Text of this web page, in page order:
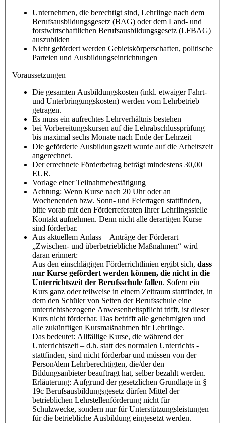
Unternehmen, die berechtigt sind, Lehrlinge nach dem
Berufsausbildungsgesetz (BAG) oder dem Land- und
forstwirtschaftlichen Berufsausbildungsgesetz (LFBAG)
auszubilden
Nicht gefördert werden Gebietskörperschaften, politische
Parteien und Ausbildungseinrichtungen
Voraussetzungen
Die gesamten Ausbildungskosten (inkl. etwaiger Fahrt-
und Unterbringungskosten) werden vom Lehrbetrieb
getragen.
Es muss ein aufrechtes Lehrverhältnis bestehen
bei Vorbereitungskursen auf die Lehrabschlussprüfung
bis maximal sechs Monate nach Ende der Lehrzeit
Die geförderte Ausbildungszeit wurde auf die Arbeitszeit
angerechnet.
Der errechnete Förderbetrag beträgt mindestens 30,00
EUR.
Vorlage einer Teilnahmebestätigung
Achtung: Wenn Kurse nach 20 Uhr oder an
Wochenenden bzw. Sonn- und Feiertagen stattfinden,
bitte vorab mit den Förderreferaten Ihrer Lehrlingsstelle
Kontakt aufnehmen. Denn nicht alle derartigen Kurse
sind förderbar.
Aus aktuellem Anlass – Anträge der Förderart
„Zwischen- und überbetriebliche Maßnahmen“ wird
daran erinnert:
Aus den einschlägigen Förderrichtlinien ergibt sich, dass
nur Kurse gefördert werden können, die nicht in die
Unterrichtszeit der Berufsschule fallen. Sofern ein
Kurs ganz oder teilweise in einem Zeitraum stattfindet, in
dem den Schüler von Seiten der Berufsschule eine
unterrichtsbezogene Anwesenheitspflicht trifft, ist dieser
Kurs nicht förderbar. Das betrifft alle genehmigten und
alle zukünftigen Kursmaßnahmen für Lehrlinge.
Das bedeutet: Allfällige Kurse, die während der
Unterrichtszeit – d.h. statt des normalen Unterrichts -
stattfinden, sind nicht förderbar und müssen von der
Person/dem Lehrberechtigten, die/der den
Bildungsanbieter beauftragt hat, selber bezahlt werden.
Erläuterung: Aufgrund der gesetzlichen Grundlage in §
19c Berufsausbildungsgesetz dürfen Mittel der
betrieblichen Lehrstellenförderung nicht für
Schulzwecke, sondern nur für Unterstützungsleistungen
für die betriebliche Ausbildung eingesetzt werden.